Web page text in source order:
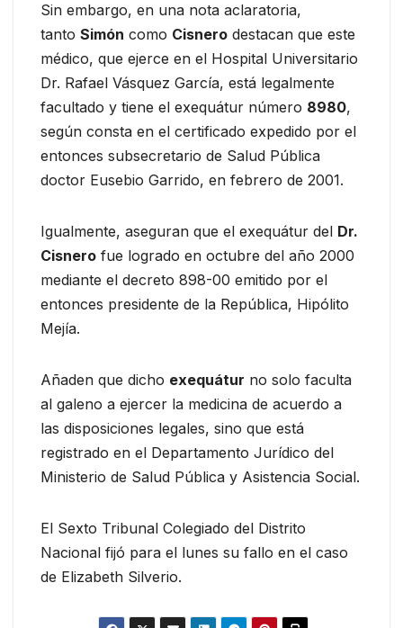
Sin embargo, en una nota aclaratoria,
tanto Simón como Cisnero destacan que este
médico, que ejerce en el Hospital Universitario
Dr. Rafael Vásquez García, está legalmente
facultado y tiene el exequátur número 8980,
según consta en el certificado expedido por el
entonces subsecretario de Salud Pública
doctor Eusebio Garrido, en febrero de 2001.
Igualmente, aseguran que el exequátur del Dr.
Cisnero fue logrado en octubre del año 2000
mediante el decreto 898-00 emitido por el
entonces presidente de la República, Hipólito
Mejía.
Añaden que dicho exequátur no solo faculta
al galeno a ejercer la medicina de acuerdo a
las disposiciones legales, sino que está
registrado en el Departamento Jurídico del
Ministerio de Salud Pública y Asistencia Social.
El Sexto Tribunal Colegiado del Distrito
Nacional fijó para el lunes su fallo en el caso
de Elizabeth Silverio.